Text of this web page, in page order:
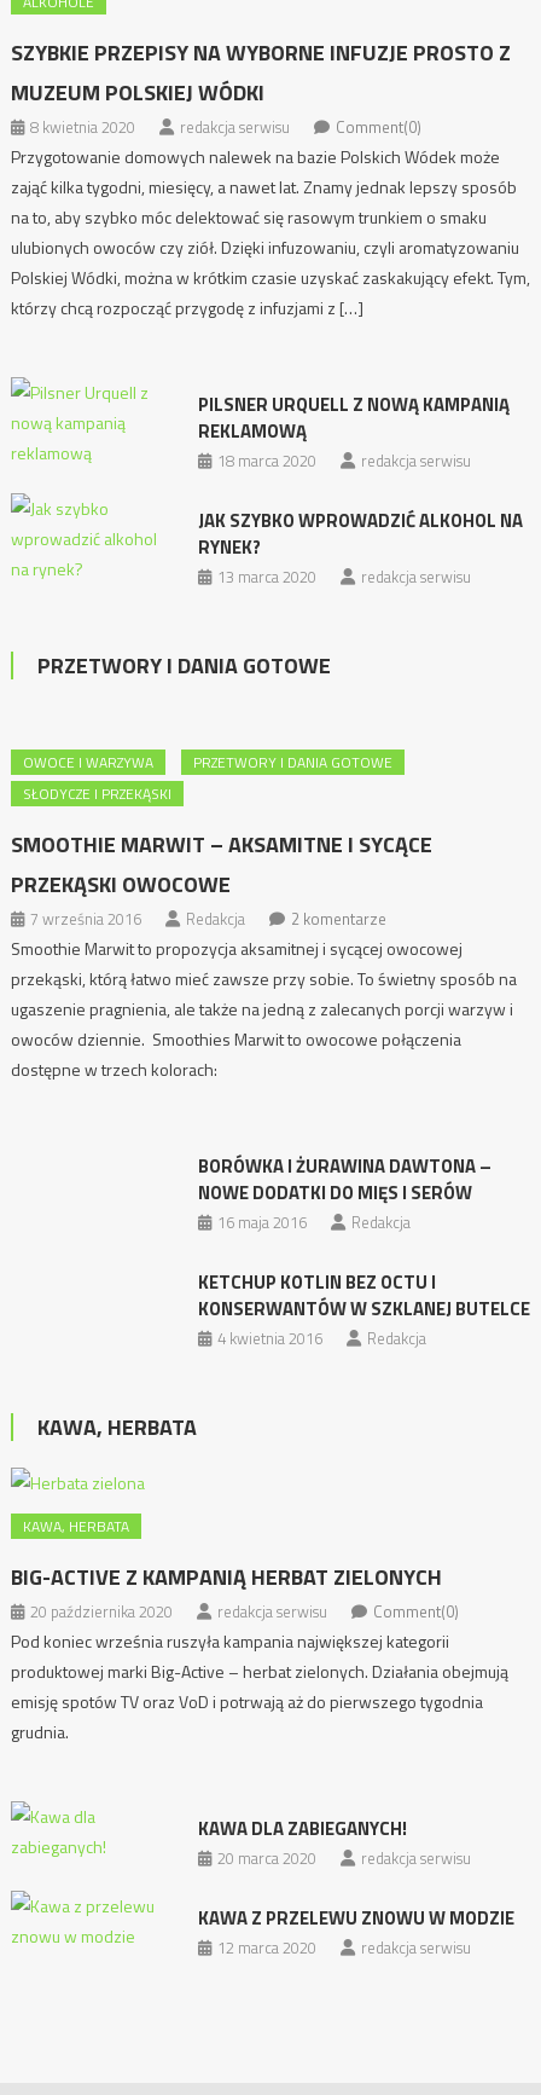
SZYBKIE PRZEPISY NA WYBORNE INFUZJE PROSTO Z
MUZEUM POLSKIEJ WÓDKI
8 kwietnia 2020 redakcja serwisu Comment(0)
Przygotowanie domowych nalewek na bazie Polskich Wódek może
zająć kilka tygodni, miesięcy, a nawet lat. Znamy jednak lepszy sposób
na to, aby szybko móc delektować się rasowym trunkiem o smaku
ulubionych owoców czy ziół. Dzięki infuzowaniu, czyli aromatyzowaniu
Polskiej Wódki, można w krótkim czasie uzyskać zaskakujący efekt. Tym,
którzy chcą rozpocząć przygodę z infuzjami z […]
PILSNER URQUELL Z NOWĄ KAMPANIĄ
REKLAMOWĄ
18 marca 2020 redakcja serwisu
JAK SZYBKO WPROWADZIĆ ALKOHOL NA
RYNEK?
13 marca 2020 redakcja serwisu
PRZETWORY I DANIA GOTOWE
OWOCE I WARZYWA
PRZETWORY I DANIA GOTOWE
SŁODYCZE I PRZEKĄSKI
SMOOTHIE MARWIT – AKSAMITNE I SYCĄCE
PRZEKĄSKI OWOCOWE
7 września 2016 Redakcja 2 komentarze
Smoothie Marwit to propozycja aksamitnej i sycącej owocowej
przekąski, którą łatwo mieć zawsze przy sobie. To świetny sposób na
ugaszenie pragnienia, ale także na jedną z zalecanych porcji warzyw i
owoców dziennie. Smoothies Marwit to owocowe połączenia
dostępne w trzech kolorach:
BORÓWKA I ŻURAWINA DAWTONA –
NOWE DODATKI DO MIĘS I SERÓW
16 maja 2016 Redakcja
KETCHUP KOTLIN BEZ OCTU I
KONSERWANTÓW W SZKLANEJ BUTELCE
4 kwietnia 2016 Redakcja
KAWA, HERBATA
KAWA, HERBATA
BIG-ACTIVE Z KAMPANIĄ HERBAT ZIELONYCH
20 października 2020 redakcja serwisu Comment(0)
Pod koniec września ruszyła kampania największej kategorii
produktowej marki Big-Active – herbat zielonych. Działania obejmują
emisję spotów TV oraz VoD i potrwają aż do pierwszego tygodnia
grudnia.
KAWA DLA ZABIEGANYCH!
20 marca 2020 redakcja serwisu
KAWA Z PRZELEWU ZNOWU W MODZIE
12 marca 2020 redakcja serwisu